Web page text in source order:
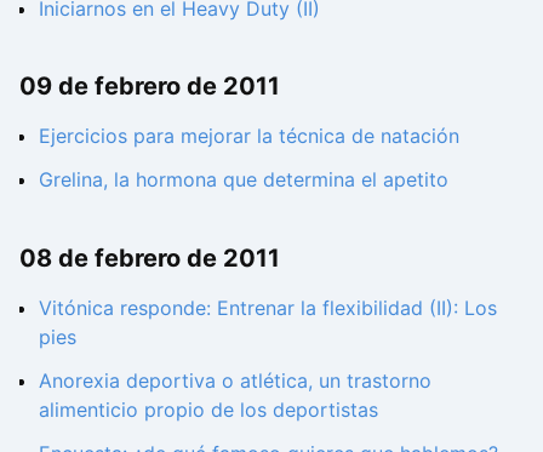
Iniciarnos en el Heavy Duty (II)
09 de febrero de 2011
Ejercicios para mejorar la técnica de natación
Grelina, la hormona que determina el apetito
08 de febrero de 2011
Vitónica responde: Entrenar la flexibilidad (II): Los
pies
Anorexia deportiva o atlética, un trastorno
alimenticio propio de los deportistas